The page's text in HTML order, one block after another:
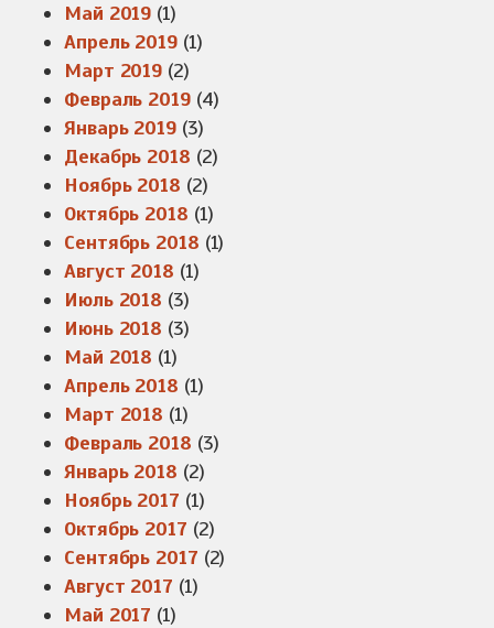
Май 2019 (1)
Апрель 2019(1)
Март 2019 (2)
Февраль 2019(4)
Январь 2019(3)
Декабрь 2018 (2)
Ноябрь 2018 (2)
Октябрь 2018 (1)
Сентябрь 2018 (1)
Август 2018 (1)
Июль 2018 (3)
Июнь 2018 (3)
Май 2018 (1)
Апрель 2018 (1)
Март 2018 (1)
Февраль 2018 (3)
Январь 2018 (2)
Ноябрь 2017 (1)
Октябрь 2017 (2)
Сентябрь 2017 (2)
Август 2017 (1)
Май 2017 (1)